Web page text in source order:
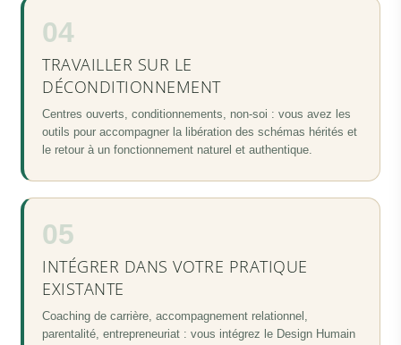
04
TRAVAILLER SUR LE
DÉCONDITIONNEMENT
Centres ouverts, conditionnements, non-soi : vous avez les
outils pour accompagner la libération des schémas hérités et
le retour à un fonctionnement naturel et authentique.
05
INTÉGRER DANS VOTRE PRATIQUE
EXISTANTE
Coaching de carrière, accompagnement relationnel,
parentalité, entrepreneuriat : vous intégrez le Design Humain